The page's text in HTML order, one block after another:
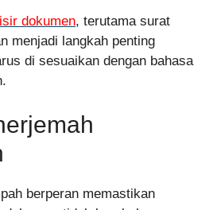
dokumen, terutama surat
menjadi langkah penting
di sesuaikan dengan bahasa
berperan memastikan